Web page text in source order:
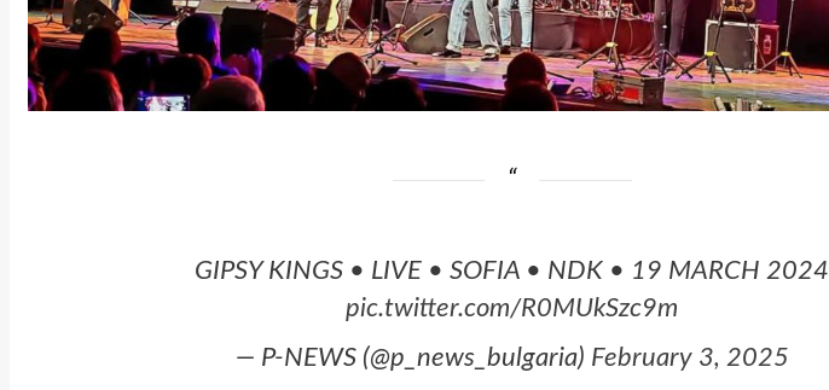
GIPSY KINGS • LIVE • SOFIA • NDK • 19 MARCH 2024
pic.twitter.com/R0MUkSzc9m
— P-NEWS (@p_news_bulgaria) February 3, 2025